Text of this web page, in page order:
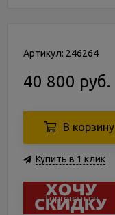
Артикул: 246264
40 800 руб.
В корзину
Купить в 1 клик
Торговаться